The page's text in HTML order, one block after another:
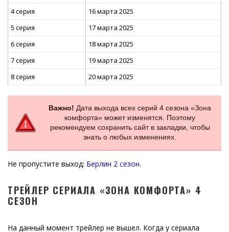
4 серия
16 марта 2025
5 серия
17 марта 2025
6 серия
18 марта 2025
7 серия
19 марта 2025
8 серия
20 марта 2025
Важно! Дата выхода всех серий 4 сезона «Зона
комфорта» может изменятся. Поэтому
рекомендуем сохранить сайт в закладки, чтобы
знать о любых изменениях.
Не пропустите выход: Берлин 2 сезон.
ТРЕЙЛЕР СЕРИАЛА «ЗОНА КОМФОРТА» 4
СЕЗОН
На данный момент трейлер не вышел. Когда у сериала